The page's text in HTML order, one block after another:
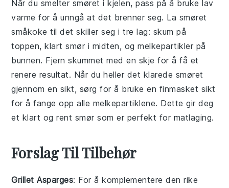
Når du smelter smøret i kjelen, pass på å bruke lav
varme for å unngå at det brenner seg. La smøret
småkoke til det skiller seg i tre lag: skum på
toppen, klartsmør i midten, og melkepartikler på
bunnen. Fjern skummet med en skje for å få et
renere resultat. Når du heller det klarede smøret
gjennom en sikt, sørg for å bruke en finmasket sikt
for å fange opp alle melkepartiklene. Dette gir deg
et klart og rent smør som er perfekt for matlaging.
Forslag Til Tilbehør
Grillet Asparges: For å komplementere den rike